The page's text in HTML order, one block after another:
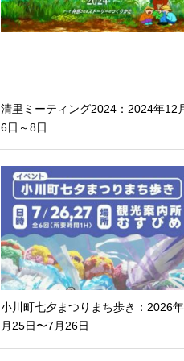
清里ミーティング2024：2024年12
6日～8日
小川町七夕まつりまち歩き：2026
月25日〜7月26日